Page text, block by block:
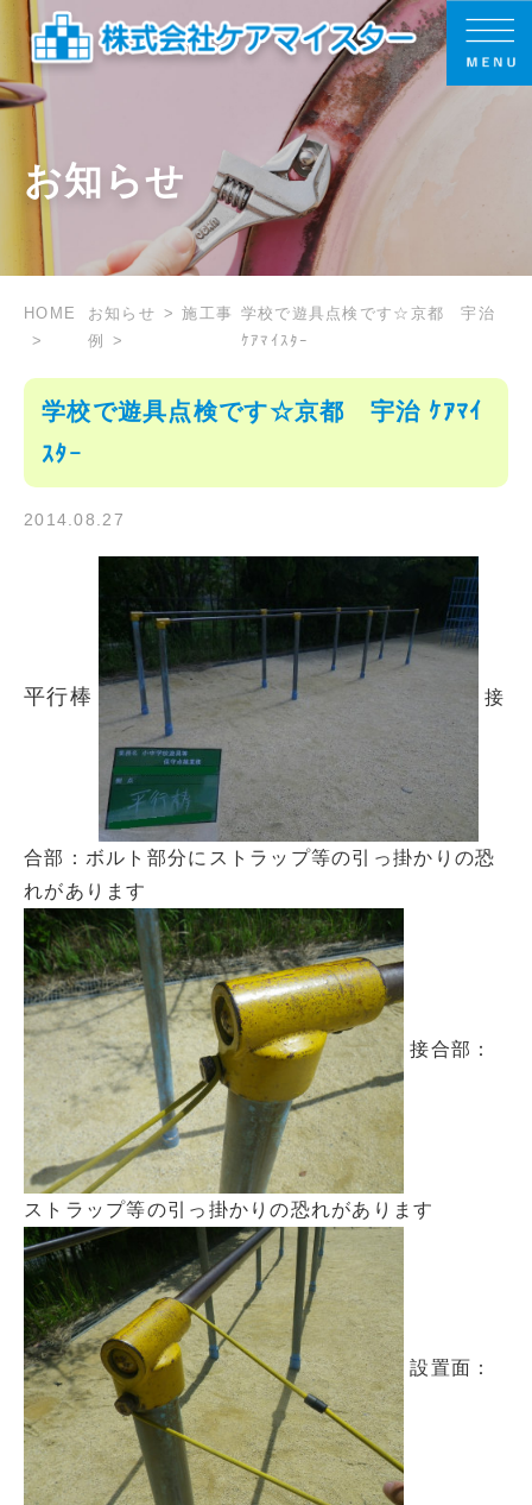
お知らせ
HOME お知らせ
施工事
例
学校で遊具点検です☆京都 宇治
ｹｱﾏｲｽﾀｰ
学校で遊具点検です☆京都 宇治 ｹｱﾏｲ
ｽﾀｰ
2014.08.27
平行棒 接
合部：ボルト部分にストラップ等の引っ掛かりの恐
れがあります
接合部：
ストラップ等の引っ掛かりの恐れがあります
設置面：